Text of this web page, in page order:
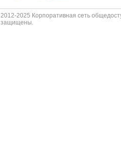
2012-2025 Корпоративная сеть
защищены.